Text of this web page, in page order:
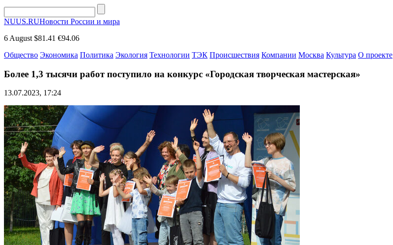
NUUS.RUНовости России и мира
6 August $81.41 €94.06
Общество Экономика Политика Экология Технологии ТЭК Происшествия Компании Москва Культура О проекте
Более 1,3 тысячи работ поступило на конкурс «Городская творческая мастерская»
13.07.2023, 17:24